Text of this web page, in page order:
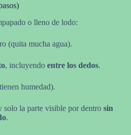
o lleno de lodo:
(quita mucha agua).
, incluyendo entre los dedos.
humedad).
solo la parte visible por dentro sin
.